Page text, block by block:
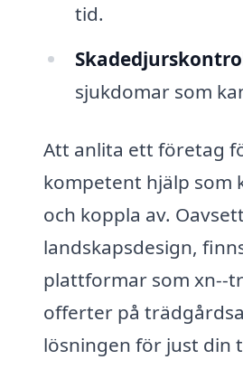
tid.
sjukdomar som
Att anlita ett företag
kompetent hjälp som
och koppla av.
landskapsdesign,
plattformar som xn--
offerter på
lösningen för just din